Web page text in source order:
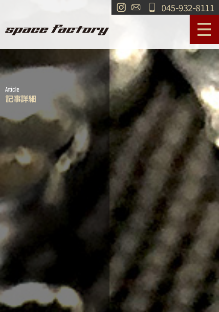
045-932-8111
サービス案内 作業事例
工場紹介 ショールーム
交通・アクセス
求人情報 お問い合わせ
Article
記事詳細